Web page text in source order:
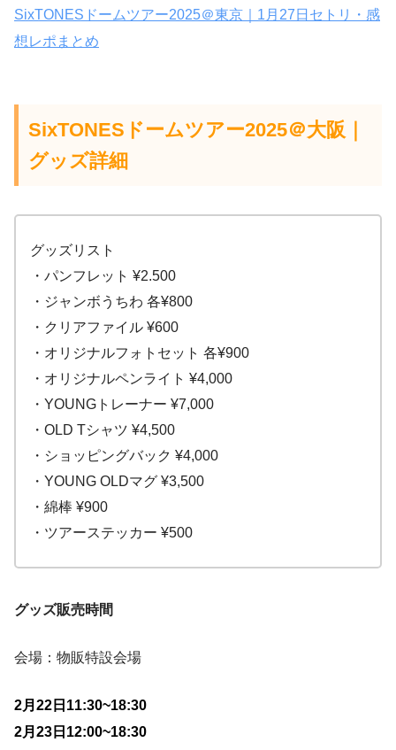
SixTONESドームツアー2025＠東京｜1月27日セトリ・感
想レポまとめ
SixTONESドームツアー2025＠大阪｜
グッズ詳細
グッズリスト
・パンフレット ¥2.500
・ジャンボうちわ 各¥800
・クリアファイル ¥600
・オリジナルフォトセット 各¥900
・オリジナルペンライト ¥4,000
・YOUNGトレーナー ¥7,000
・OLD Tシャツ ¥4,500
・ショッピングバック ¥4,000
・YOUNG OLDマグ ¥3,500
・綿棒 ¥900
・ツアーステッカー ¥500
グッズ販売時間
会場：物販特設会場
2月22日11:30~18:30
2月23日12:00~18:30